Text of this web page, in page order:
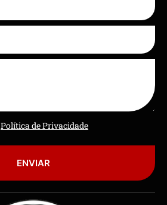
Política de Privacidade
ENVIAR